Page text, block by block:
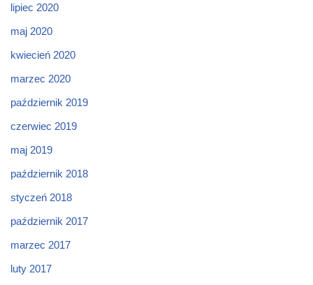
lipiec 2020
maj 2020
kwiecień 2020
marzec 2020
październik 2019
czerwiec 2019
maj 2019
październik 2018
styczeń 2018
październik 2017
marzec 2017
luty 2017